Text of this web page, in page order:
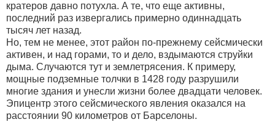
кратеров давно потухла. А те, что еще активны,
последний раз извергались примерно одиннадцать
тысяч лет назад.
Но, тем не менее, этот район по-прежнему сейсмически
активен, и над горами, то и дело, вздымаются струйки
дыма. Случаются тут и землетрясения. К примеру,
мощные подземные толчки в 1428 году разрушили
многие здания и унесли жизни более двадцати человек.
Эпицентр этого сейсмического явления оказался на
расстоянии 90 километров от Барселоны.